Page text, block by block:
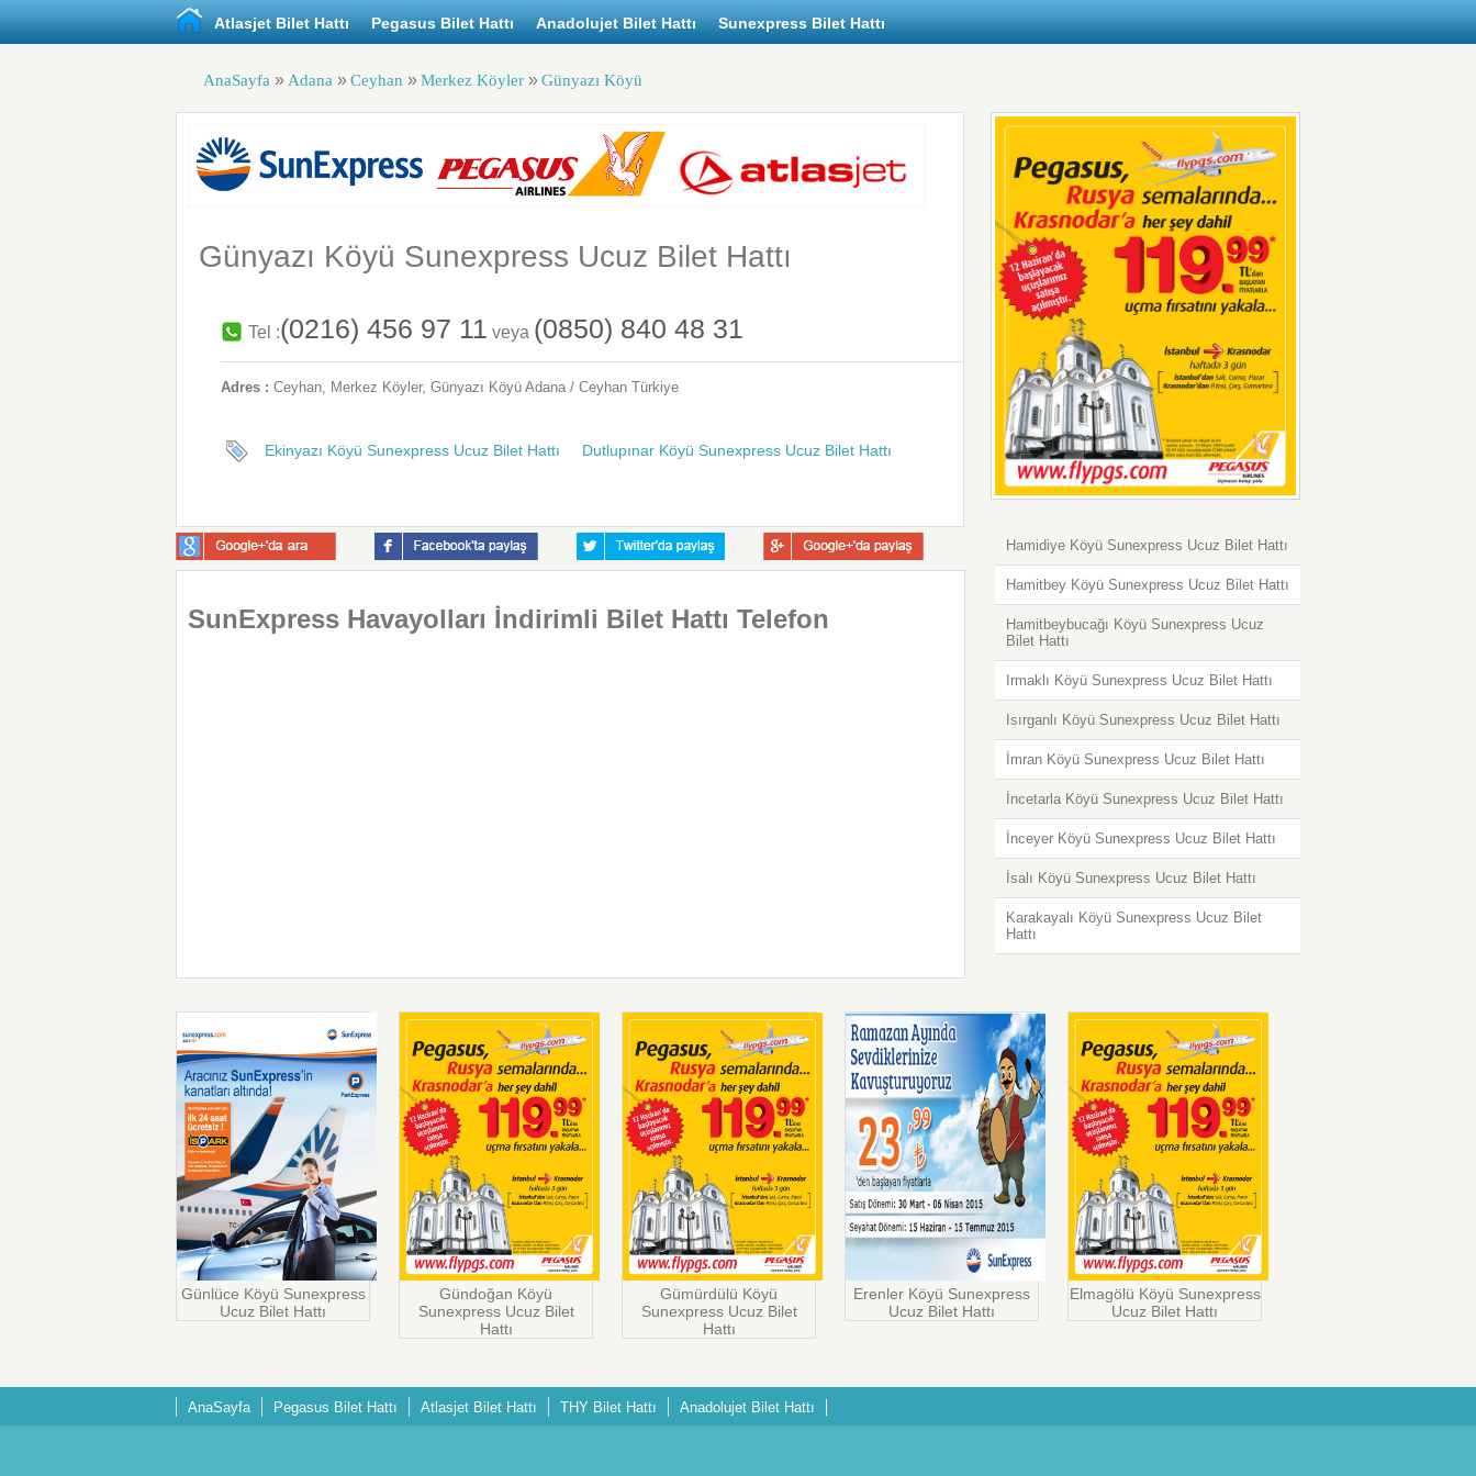
Atlasjet Bilet Hattı Pegasus Bilet Hattı Anadolujet Bilet Hattı Sunexpress Bilet Hattı
AnaSayfa » Adana »Ceyhan »Merkez Köyler »Günyazı Köyü
Günyazı Köyü Sunexpress Ucuz Bilet Hattı
Tel :(0216) 456 97 11 veya (0850) 840 48 31
Adres : Ceyhan , Merkez Köyler, Günyazı Köyü Adana / Ceyhan Türkiye
Ekinyazı Köyü Sunexpress Ucuz Bilet Hattı Dutlupınar Köyü Sunexpress Ucuz Bilet Hattı
Hamidiye Köyü Sunexpress Ucuz Bilet Hattı
Hamitbey Köyü Sunexpress Ucuz Bilet Hattı
Hamitbeybucağı Köyü Sunexpress Ucuz
Bilet Hattı
Irmaklı Köyü Sunexpress Ucuz Bilet Hattı
Isırganlı Köyü Sunexpress Ucuz Bilet Hattı
İmran Köyü Sunexpress Ucuz Bilet Hattı
İncetarla Köyü Sunexpress Ucuz Bilet Hattı
İnceyer Köyü Sunexpress Ucuz Bilet Hattı
İsalı Köyü Sunexpress Ucuz Bilet Hattı
Karakayalı Köyü Sunexpress Ucuz Bilet
Hattı
SunExpress Havayolları İndirimli Bilet Hattı Telefon
Günlüce Köyü Sunexpress
Ucuz Bilet Hattı
Gündoğan Köyü
Sunexpress Ucuz Bilet
Hattı
Gümürdülü Köyü
Sunexpress Ucuz Bilet
Hattı
Erenler Köyü Sunexpress
Ucuz Bilet Hattı
Elmagölü Köyü Sunexpress
Ucuz Bilet Hattı
AnaSayfa Pegasus Bilet Hattı Atlasjet Bilet Hattı THY Bilet Hattı Anadolujet Bilet Hattı